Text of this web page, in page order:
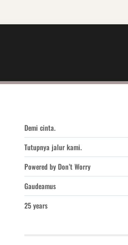
Demi cinta.
Tutupnya jalur kami.
Powered by Don’t Worry
Gaudeamus
25 years